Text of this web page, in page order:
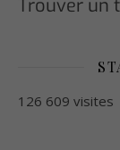
Trouver un
126 609 visites